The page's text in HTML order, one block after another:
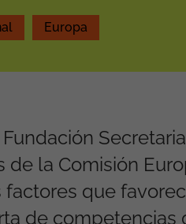
Europa
de la Comisión
factores que
de competencias